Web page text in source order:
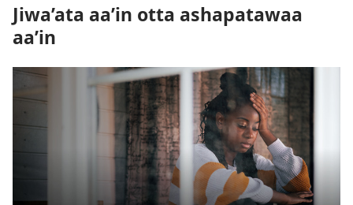
Jiwa’ata aa’in otta ashapatawaa
aa’in